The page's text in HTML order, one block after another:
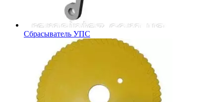
Сбрасыватель УПС